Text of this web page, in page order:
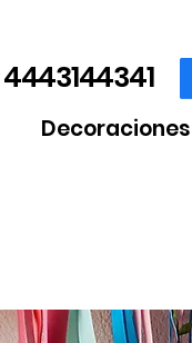
4443144341
Decoraciones